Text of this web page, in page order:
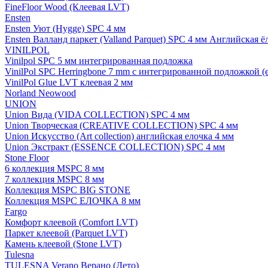
FineFloor Wood (Клеевая LVT)
Ensten
Ensten Уют (Hygge) SPC 4 мм
Ensten Валланд паркет (Valland Parquet) SPC 4 мм Английская
VINILPOL
Vinilpol SPC 5 мм интегрированная подложка
VinilPol SPC Herringbone 7 mm с интегрированной подложкой
VinilPol Glue LVT клеевая 2 мм
Norland Neowood
UNION
Union Вида (VIDA COLLECTION) SPC 4 мм
Union Творческая (CREATIVE COLLECTION) SPC 4 мм
Union Искусство (Art collection) английская елочка 4 мм
Union Экстракт (ESSENCE COLLECTION) SPC 4 мм
Stone Floor
6 коллекция MSPC 8 мм
7 коллекция MSPC 8 мм
Коллекция MSPC BIG STONE
Коллекция MSPC ЕЛОЧКА 8 мм
Fargo
Комфорт клеевой (Comfort LVT)
Паркет клеевой (Parquet LVT)
Камень клеевой (Stone LVT)
Tulesna
TULESNA Verano Верано (Лето)